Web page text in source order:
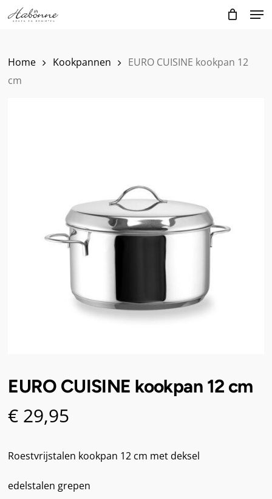
Skip
to
Home Kookpannen
EURO CUISINE kookpan 12
cm
EURO CUISINE kookpan 12 cm
€ 29,95
Roestvrijstalen kookpan 12 cm met deksel
edelstalen grepen